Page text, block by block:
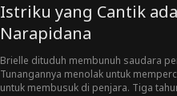
Istriku yang Cantik
Narapidana
Brielle dituduh membunuh saudara
Tunangannya menolak untuk
untuk membusuk di penjara. Tiga